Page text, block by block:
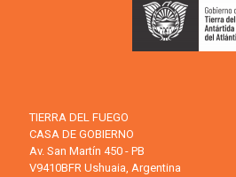
TIERRA DEL FUEGO
CASA DE GOBIERNO
Av. San Martín 450 - PB
V9410BFR Ushuaia, Argentina